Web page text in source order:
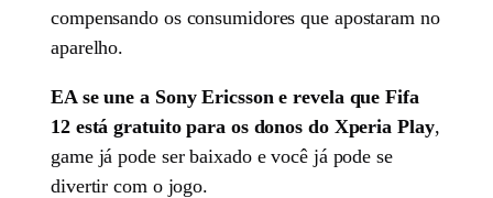
compensando os consumidores que apostaram no
aparelho.
EA se une a Sony Ericsson e revela que Fifa
12 está gratuito para os donos do Xperia Play,
game já pode ser baixado e você já pode se
divertir com o jogo.